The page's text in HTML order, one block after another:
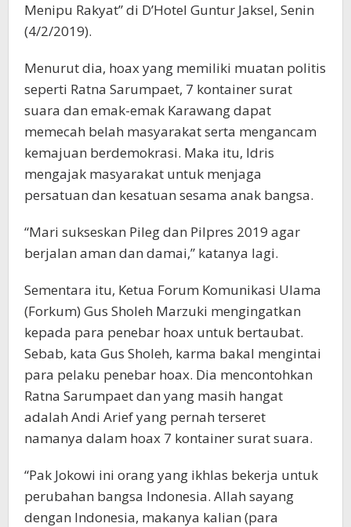
Menipu Rakyat” di D’Hotel Guntur Jaksel, Senin
(4/2/2019).
Menurut dia, hoax yang memiliki muatan politis
seperti Ratna Sarumpaet, 7 kontainer surat
suara dan emak-emak Karawang dapat
memecah belah masyarakat serta mengancam
kemajuan berdemokrasi. Maka itu, Idris
mengajak masyarakat untuk menjaga
persatuan dan kesatuan sesama anak bangsa.
“Mari sukseskan Pileg dan Pilpres 2019 agar
berjalan aman dan damai,” katanya lagi.
Sementara itu, Ketua Forum Komunikasi Ulama
(Forkum) Gus Sholeh Marzuki mengingatkan
kepada para penebar hoax untuk bertaubat.
Sebab, kata Gus Sholeh, karma bakal mengintai
para pelaku penebar hoax. Dia mencontohkan
Ratna Sarumpaet dan yang masih hangat
adalah Andi Arief yang pernah terseret
namanya dalam hoax 7 kontainer surat suara.
“Pak Jokowi ini orang yang ikhlas bekerja untuk
perubahan bangsa Indonesia. Allah sayang
dengan Indonesia, makanya kalian (para